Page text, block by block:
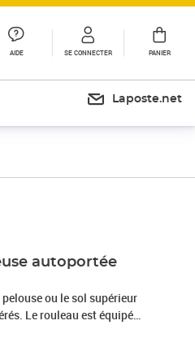
AIDE SE CONNECTER PANIER
Laposte.net
autoportée
ou le sol supérieur
Le rouleau est équipé
soient mieux aérées.